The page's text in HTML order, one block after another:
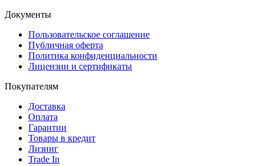
Документы
Пользовательское соглашение
Публичная оферта
Политика конфиденциальности
Лицензии и сертификаты
Покупателям
Доставка
Оплата
Гарантии
Товары в кредит
Лизинг
Trade In